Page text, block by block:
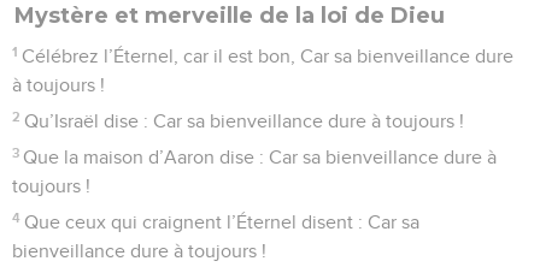
Mystère et merveille de la loi de Dieu
1 Célébrez l’Éternel, car il est bon, Car sa bienveillance dure
à toujours !
2 Qu’Israël dise : Car sa bienveillance dure à toujours !
3 Que la maison d’Aaron dise : Car sa bienveillance dure à
toujours !
4 Que ceux qui craignent l’Éternel disent : Car sa
bienveillance dure à toujours !